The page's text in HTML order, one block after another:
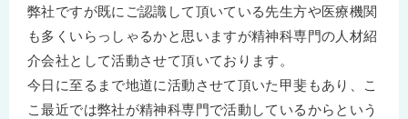
弊社ですが既にご認識して頂いている先生方や医療機関
も多くいらっしゃるかと思いますが精神科専門の人材紹
介会社として活動させて頂いております。
今日に至るまで地道に活動させて頂いた甲斐もあり、こ
こ最近では弊社が精神科専門で活動しているからという